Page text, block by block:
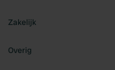
Zakelijk
Overig